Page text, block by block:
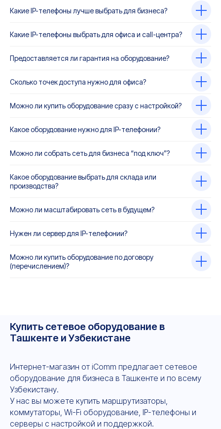
Какие IP-телефоны лучше выбрать для бизнеса?
Какие IP-телефоны выбрать для офиса и call-центра?
Предоставляется ли гарантия на оборудование?
Сколько точек доступа нужно для офиса?
Можно ли купить оборудование сразу с настройкой?
Какое оборудование нужно для IP-телефонии?
Можно ли собрать сеть для бизнеса “под ключ”?
Какое оборудование выбрать для склада или
производства?
Можно ли масштабировать сеть в будущем?
Нужен ли сервер для IP-телефонии?
Можно ли купить оборудование по договору
(перечислением)?
Купить сетевое оборудование в
Ташкенте и Узбекистане
Интернет-магазин от iComm предлагает сетевое
оборудование для бизнеса в Ташкенте и по всему
Узбекистану.
У нас вы можете купить маршрутизаторы,
коммутаторы, Wi-Fi оборудование, IP-телефоны и
серверы с настройкой и поддержкой.